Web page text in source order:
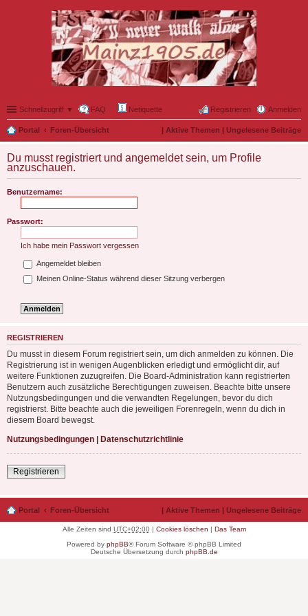
Schnellzugriff ▼ FAQ Netiquette Anmelden
Registrieren
Portal Foren-Übersicht | Aktive Themen | Ungelesene Beiträge
Du musst registriert und angemeldet sein, um Profile
anzuschauen.
Benutzername:
Passwort:
Ich habe mein Passwort vergessen
Angemeldet bleiben
Meinen Online-Status während dieser Sitzung verbergen
REGISTRIEREN
Du musst in diesem Forum registriert sein, um dich anmelden zu können. Die
Registrierung ist in wenigen Augenblicken erledigt und ermöglicht dir, auf
weitere Funktionen zuzugreifen. Die Board-Administration kann registrierten
Benutzern auch zusätzliche Berechtigungen zuweisen. Beachte bitte unsere
Nutzungsbedingungen und die verwandten Regelungen, bevor du dich
registrierst. Bitte beachte auch die jeweiligen Forenregeln, wenn du dich in
diesem Board bewegst.
Nutzungsbedingungen | Datenschutzrichtlinie
Registrieren
Portal Foren-Übersicht | Aktive Themen | Ungelesene Beiträge
Alle Zeiten sind UTC+02:00| Cookies löschen | Das Team
Powered by phpBB® Forum Software © phpBB Limited
Deutsche Übersetzung durch phpBB.de